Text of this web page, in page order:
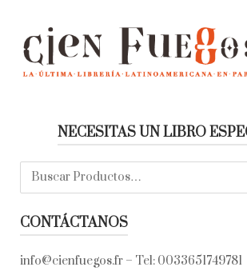
NECESITAS UN LIBRO
Buscar:
CONTÁCTANOS
info@cienfuegos.fr – Tel: 0033651749781